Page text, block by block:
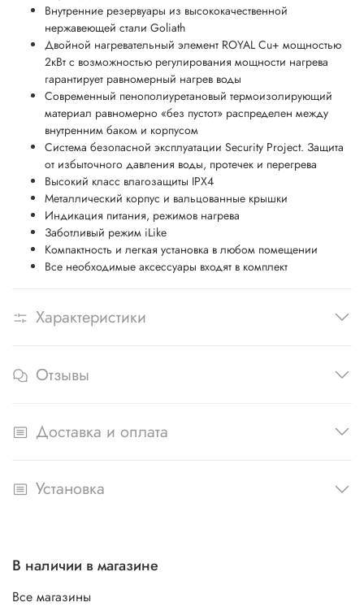
Внутренние резервуары из высококачественной
нержавеющей стали Goliath
Двойной нагревательный элемент ROYAL Cu+ мощностью
2кВт с возможностью регулирования мощности нагрева
гарантирует равномерный нагрев воды
Современный пенополиуретановый термоизолирующий
материал равномерно «без пустот» распределен между
внутренним баком и корпусом
Система безопасной эксплуатации Security Project. Защита
от избыточного давления воды, протечек и перегрева
Высокий класс влагозащиты IPX4
Металлический корпус и вальцованные крышки
Индикация питания, режимов нагрева
Заботливый режим iLike
Компактность и легкая установка в любом помещении
Все необходимые аксессуары входят в комплект
Характеристики
Отзывы
Доставка и оплата
Установка
В наличии в магазине
Все магазины